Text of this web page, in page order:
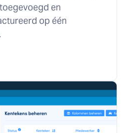
en
op één